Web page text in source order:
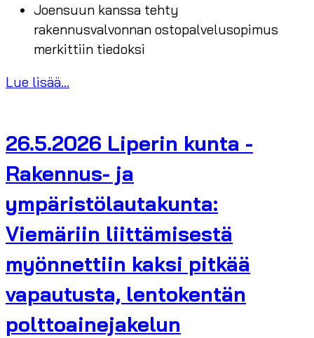
Joensuun kanssa tehty
rakennusvalvonnan ostopalvelusopimus
merkittiin tiedoksi
Lue lisää...
26.5.2026 Liperin kunta -
Rakennus- ja
ympäristölautakunta:
Viemäriin liittämisestä
myönnettiin kaksi pitkää
vapautusta, lentokentän
polttoainejakelun